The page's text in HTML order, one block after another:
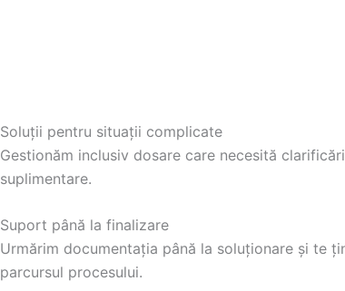
Soluții pentru situații complicate
Gestionăm inclusiv dosare care necesită
suplimentare.
Suport până la finalizare
Urmărim documentația până la soluționare și te
parcursul procesului.